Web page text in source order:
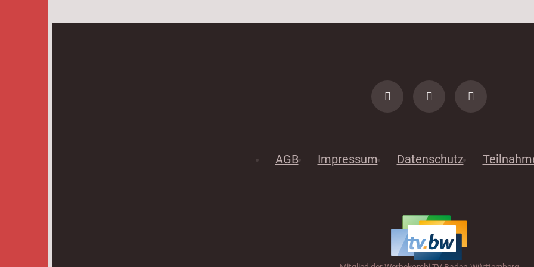
AGB Impressum Datenschutz